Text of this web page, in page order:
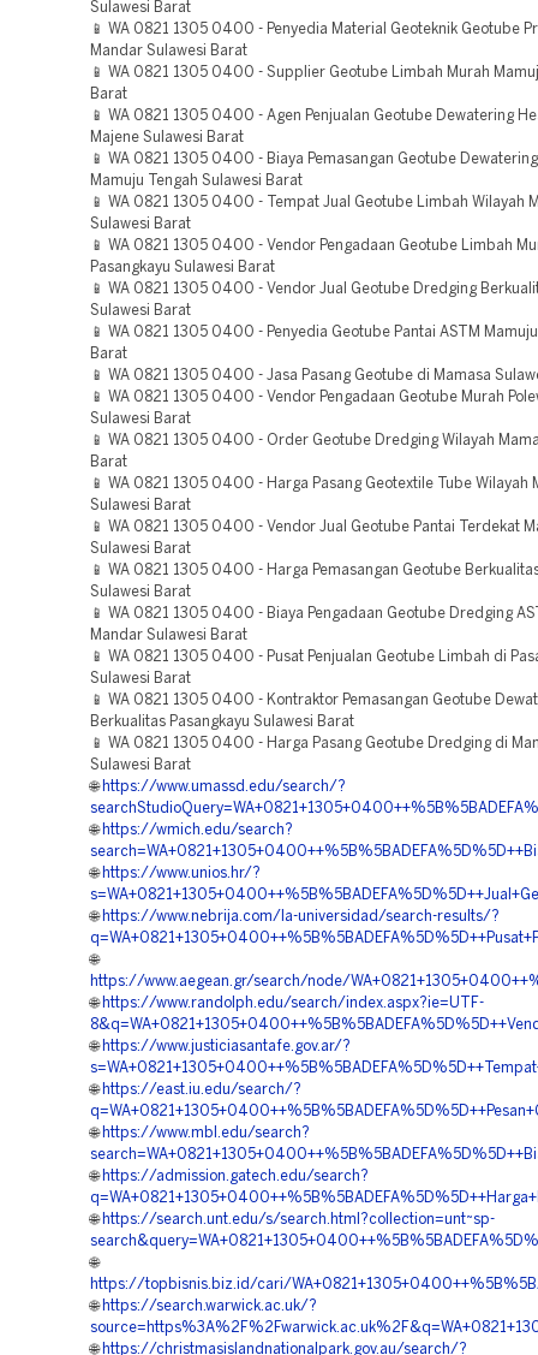
Sulawesi Barat
📱 WA 0821 1305 0400 - Penyedia Material Geoteknik Geotube
Mandar Sulawesi Barat
📱 WA 0821 1305 0400 - Supplier Geotube Limbah Murah
Barat
📱 WA 0821 1305 0400 - Agen Penjualan Geotube Dewatering
Majene Sulawesi Barat
📱 WA 0821 1305 0400 - Biaya Pemasangan Geotube
Mamuju Tengah Sulawesi Barat
📱 WA 0821 1305 0400 - Tempat Jual Geotube Limbah Wilayah
Sulawesi Barat
📱 WA 0821 1305 0400 - Vendor Pengadaan Geotube Limbah
Pasangkayu Sulawesi Barat
📱 WA 0821 1305 0400 - Vendor Jual Geotube Dredging
Sulawesi Barat
📱 WA 0821 1305 0400 - Penyedia Geotube Pantai ASTM
Barat
📱 WA 0821 1305 0400 - Jasa Pasang Geotube di Mamasa
📱 WA 0821 1305 0400 - Vendor Pengadaan Geotube Murah
Sulawesi Barat
📱 WA 0821 1305 0400 - Order Geotube Dredging Wilayah
Barat
📱 WA 0821 1305 0400 - Harga Pasang Geotextile Tube Wilayah
Sulawesi Barat
📱 WA 0821 1305 0400 - Vendor Jual Geotube Pantai Terdekat
Sulawesi Barat
📱 WA 0821 1305 0400 - Harga Pemasangan Geotube
Sulawesi Barat
📱 WA 0821 1305 0400 - Biaya Pengadaan Geotube Dredging
Mandar Sulawesi Barat
📱 WA 0821 1305 0400 - Pusat Penjualan Geotube Limbah di
Sulawesi Barat
📱 WA 0821 1305 0400 - Kontraktor Pemasangan Geotube
Berkualitas Pasangkayu Sulawesi Barat
📱 WA 0821 1305 0400 - Harga Pasang Geotube Dredging di
Sulawesi Barat
🌐 https://www.umassd.edu/search/?
🌐 https://wmich.edu/search?
🌐 https://www.unios.hr/?
🌐 https://www.nebrija.com/la-universidad/search-results/?
🌐
https://www.aegean.gr/search/node/
🌐 https://www.randolph.edu/search/index.aspx?ie=UTF-
🌐 https://www.justiciasantafe.gov.ar/?
🌐 https://east.iu.edu/search/?
🌐 https://www.mbl.edu/search?
🌐 https://admission.gatech.edu/search?
🌐 https://search.unt.edu/s/search.html?collection=unt~sp-
🌐
https://topbisnis.biz.id/cari/
🌐 https://search.warwick.ac.uk/?
🌐 https://christmasislandnationalpark.gov.au/search/?